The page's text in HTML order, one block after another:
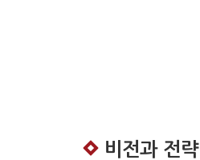
비전과 전략